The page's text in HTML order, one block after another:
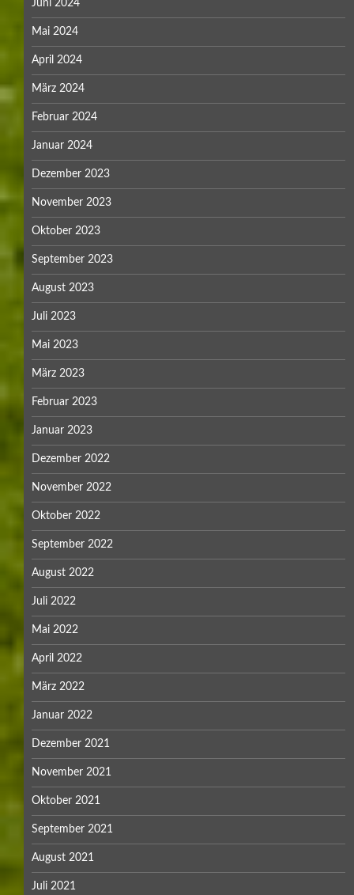
Juni 2024
Mai 2024
April 2024
März 2024
Februar 2024
Januar 2024
Dezember 2023
November 2023
Oktober 2023
September 2023
August 2023
Juli 2023
Mai 2023
März 2023
Februar 2023
Januar 2023
Dezember 2022
November 2022
Oktober 2022
September 2022
August 2022
Juli 2022
Mai 2022
April 2022
März 2022
Januar 2022
Dezember 2021
November 2021
Oktober 2021
September 2021
August 2021
Juli 2021